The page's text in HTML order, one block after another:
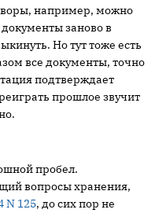
например, можно
заново в
Но тут тоже есть
все документы, точно
подтверждает
прошлое звучит
пробел.
вопросы хранения,
N 125, до сих пор не